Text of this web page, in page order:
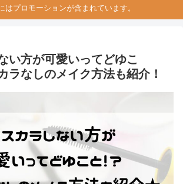
はプロモーションが含まれています。
い方が可愛いってどゆこ
ラなしのメイク方法も紹介！